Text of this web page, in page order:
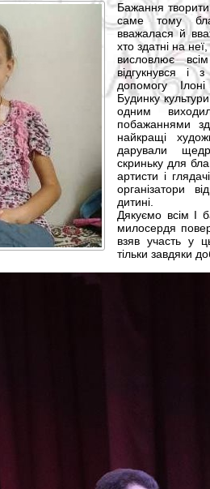
Бажання
саме тому
вважалася й
хто здатні на
висловлює
відгукнувся
допомогу
Будинку
одним
побажаннями
найкращі
дарували
скриньку для
артисти і
організатори
дитині.
Дякуємо всім І
милосердя
взяв участь у
тільки завдяки